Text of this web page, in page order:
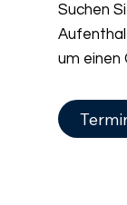
Suchen
um einen